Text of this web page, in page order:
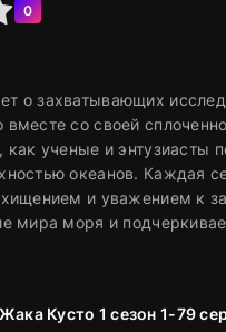
0
о захватывающих
со своей
ученые и энтузиасты
океанов. Каждая
и уважением к
мира моря и
Кусто 1 сезон 1-79